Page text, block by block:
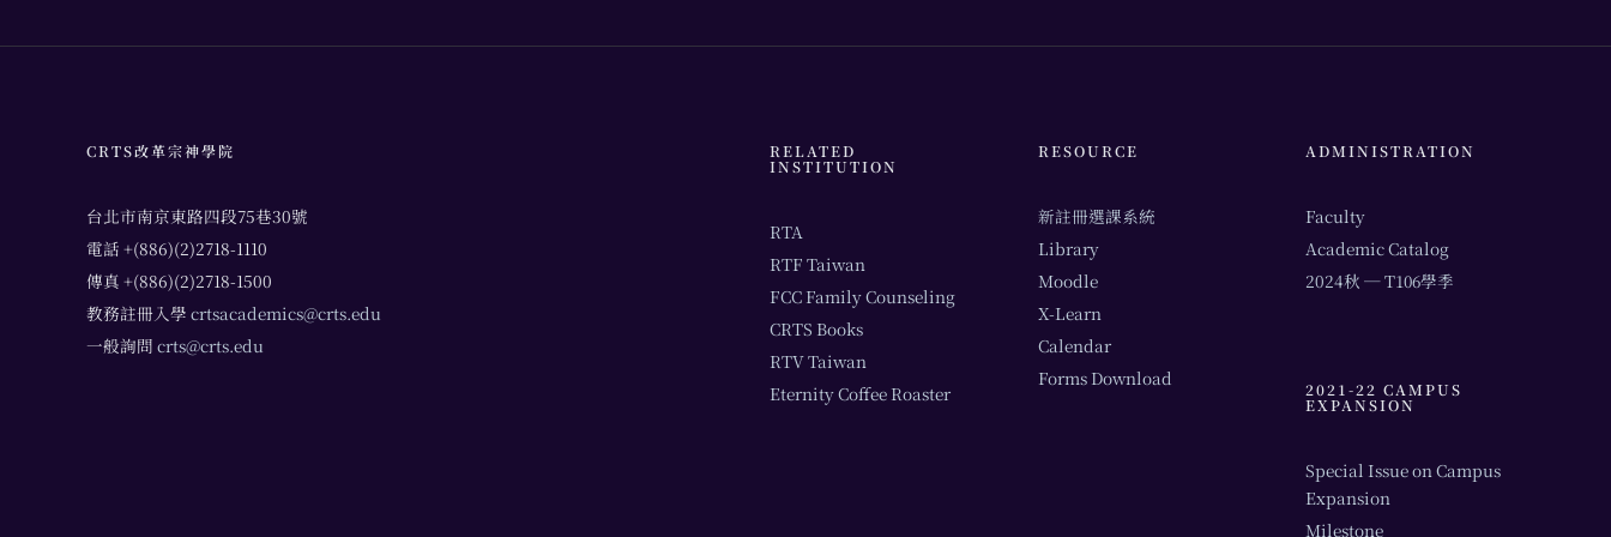
CRTS改革宗神學院
台北市南京東路四段75巷30號
電話 +(886)(2)2718-1110
傳真 +(886)(2)2718-1500
教務註冊入學 crtsacademics@crts.edu
一般詢問 crts@crts.edu
RELATED
INSTITUTION
RTA
RTF Taiwan
FCC Family Counseling
CRTS Books
RTV Taiwan
Eternity Coffee Roaster
RESOURCE
新註冊選課系統
Library
Moodle
X-Learn
Calendar
Forms Download
ADMINISTRATION
Faculty
Academic Catalog
2024秋 ─ T106學季
2021-22 CAMPUS
EXPANSION
Special Issue on Campus
Expansion
Milestone